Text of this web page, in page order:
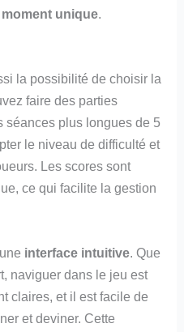
moment unique
la possibilité de choisir la
faire des parties
séances plus longues de 5
le niveau de difficulté et
Les scores sont
ce qui facilite la gestion
interface intuitive. Que
naviguer dans le jeu est
claires, et il est facile de
et deviner. Cette